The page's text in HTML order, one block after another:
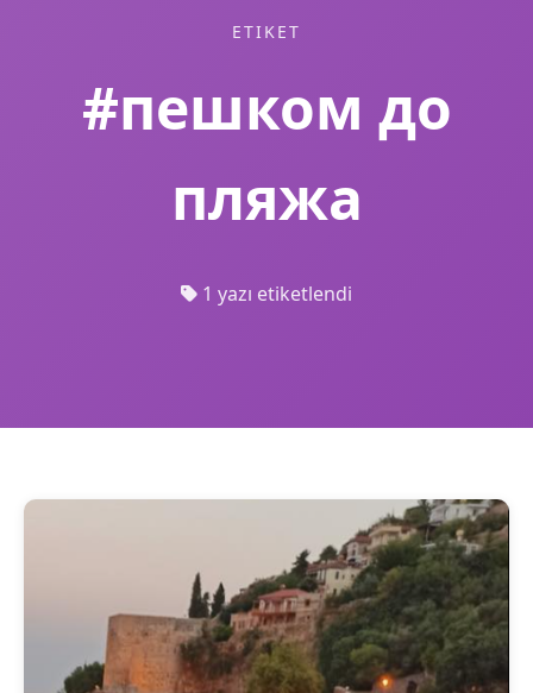
ETIKET
#пешком до
пляжа
1 yazı etiketlendi